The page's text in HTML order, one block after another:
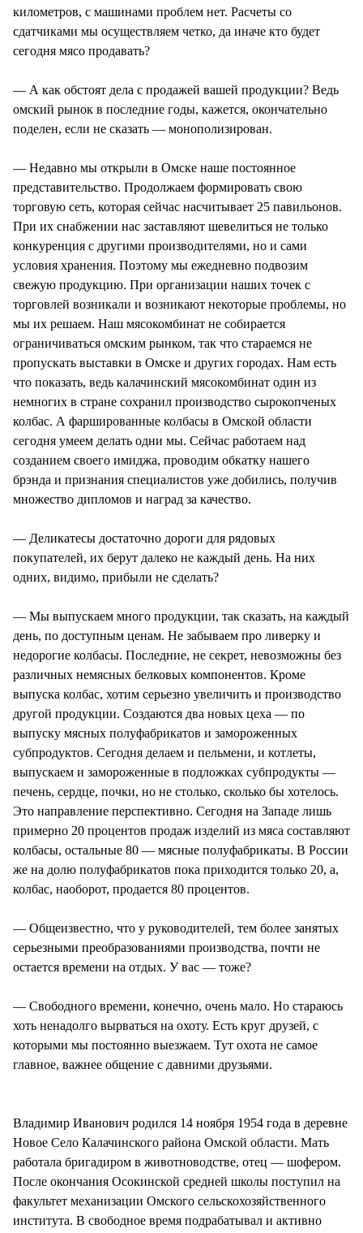
километров, с машинами проблем нет. Расчеты со
сдатчиками мы осуществляем четко, да иначе кто будет
сегодня мясо продавать?
— А как обстоят дела с продажей вашей продукции? Ведь
омский рынок в последние годы, кажется, окончательно
поделен, если не сказать — монополизирован.
— Недавно мы открыли в Омске наше постоянное
представительство. Продолжаем формировать свою
торговую сеть, которая сейчас насчитывает 25 павильонов.
При их снабжении нас заставляют шевелиться не только
конкуренция с другими производителями, но и сами
условия хранения. Поэтому мы ежедневно подвозим
свежую продукцию. При организации наших точек с
торговлей возникали и возникают некоторые проблемы, но
мы их решаем. Наш мясокомбинат не собирается
ограничиваться омским рынком, так что стараемся не
пропускать выставки в Омске и других городах. Нам есть
что показать, ведь калачинский мясокомбинат один из
немногих в стране сохранил производство сырокопченых
колбас. А фаршированные колбасы в Омской области
сегодня умеем делать одни мы. Сейчас работаем над
созданием своего имиджа, проводим обкатку нашего
брэнда и признания специалистов уже добились, получив
множество дипломов и наград за качество.
— Деликатесы достаточно дороги для рядовых
покупателей, их берут далеко не каждый день. На них
одних, видимо, прибыли не сделать?
— Мы выпускаем много продукции, так сказать, на каждый
день, по доступным ценам. Не забываем про ливерку и
недорогие колбасы. Последние, не секрет, невозможны без
различных немясных белковых компонентов. Кроме
выпуска колбас, хотим серьезно увеличить и производство
другой продукции. Создаются два новых цеха — по
выпуску мясных полуфабрикатов и замороженных
субпродуктов. Сегодня делаем и пельмени, и котлеты,
выпускаем и замороженные в подложках субпродукты —
печень, сердце, почки, но не столько, сколько бы хотелось.
Это направление перспективно. Сегодня на Западе лишь
примерно 20 процентов продаж изделий из мяса составляют
колбасы, остальные 80 — мясные полуфабрикаты. В России
же на долю полуфабрикатов пока приходится только 20, а,
колбас, наоборот, продается 80 процентов.
— Общеизвестно, что у руководителей, тем более занятых
серьезными преобразованиями производства, почти не
остается времени на отдых. У вас — тоже?
— Свободного времени, конечно, очень мало. Но стараюсь
хоть ненадолго вырваться на охоту. Есть круг друзей, с
которыми мы постоянно выезжаем. Тут охота не самое
главное, важнее общение с давними друзьями.
Владимир Иванович родился 14 ноября 1954 года в деревне
Новое Село Калачинского района Омской области. Мать
работала бригадиром в животноводстве, отец — шофером.
После окончания Осокинской средней школы поступил на
факультет механизации Омского сельскохозяйственного
института. В свободное время подрабатывал и активно